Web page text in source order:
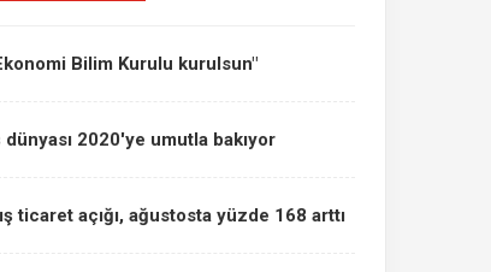
Bilim Kurulu kurulsun"
dünyası 2020'ye umutla bakıyor
ticaret açığı, ağustosta yüzde 168 arttı